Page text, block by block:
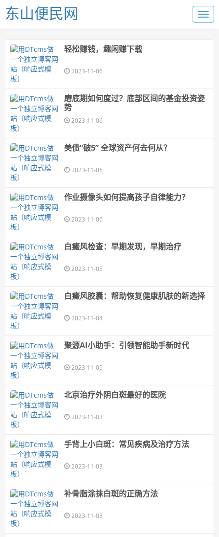
东山便民网
轻松赚钱，趣闲赚下载
2023-11-06
磨底期如何度过？底部区间的基金投资姿
势
2023-11-06
美债“破5” 全球资产何去何从？
2023-11-06
作业摄像头如何提高孩子自律能力？
2023-11-06
白癜风检查：早期发现，早期治疗
2023-11-05
白癜风胶囊：帮助恢复健康肌肤的新选择
2023-11-04
聚源AI小助手：引领智能助手新时代
2023-11-05
北京治疗外阴白斑最好的医院
2023-11-03
手背上小白斑：常见疾病及治疗方法
2023-11-03
补骨脂涂抹白斑的正确方法
2023-11-03